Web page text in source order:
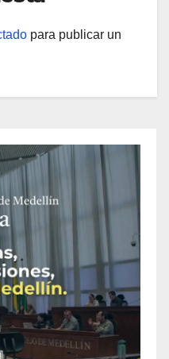
para publicar un